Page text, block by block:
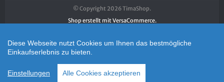
© Copyright 2026 TimaShop.
Shop erstellt mit VersaCommerce.
Diese Webseite nutzt Cookies um Ihnen das bestmögliche
Einkaufserlebnis zu bieten.
Einstellungen Alle Cookies akzeptieren